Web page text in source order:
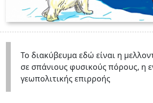
Το διακύβευμα εδώ είναι η
σε σπάνιους φυσικούς πόρους, η
γεωπολιτικής επιρροής